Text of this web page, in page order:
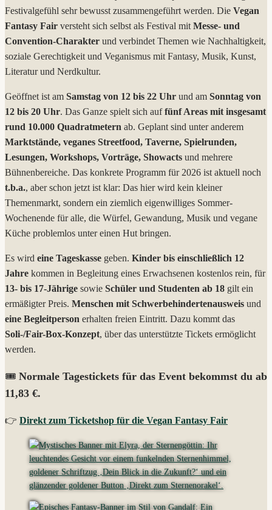
Festivalgefühl sehr bewusst zusammengeführt werden. Die Vegan
Fantasy Fair versteht sich selbst als Festival mit Messe- und
Convention-Charakter und verbindet Themen wie Nachhaltigkeit,
soziale Gerechtigkeit und Veganismus mit Fantasy, Musik, Kunst,
Literatur und Nerdkultur.
Geöffnet ist am Samstag von 12 bis 22 Uhr und am Sonntag von
12 bis 20 Uhr. Das Ganze spielt sich auffünf Areas mit insgesamt
rund 10.000 Quadratmetern ab. Geplant sind unter anderem
Marktstände, veganes Streetfood, Taverne, Spielrunden,
Lesungen, Workshops, Vorträge, Showacts und mehrere
Bühnenbereiche. Das konkrete Programm für 2026 ist aktuell noch
t.b.a., aber schon jetzt ist klar: Das hier wird kein kleiner
Themenmarkt, sondern ein ziemlich eigenwilliges Sommer-
Wochenende für alle, die Würfel, Gewandung, Musik und vegane
Küche problemlos unter einen Hut bringen.
Es wird eine Tageskasse geben. Kinder bis einschließlich 12
Jahre kommen in Begleitung eines Erwachsenen kostenlos rein, für
13- bis 17-Jährige sowie Schüler und Studenten ab 18 gilt ein
ermäßigter Preis. Menschen mit Schwerbehindertenausweis und
eine Begleitperson erhalten freien Eintritt. Dazu kommt das
Soli-/Fair-Box-Konzept, über das unterstützte Tickets ermöglicht
werden.
🎟️ Normale Tagestickets für das Event bekommst du ab
11,83 €.
👉 Direkt zum Ticketshop für die Vegan Fantasy Fair